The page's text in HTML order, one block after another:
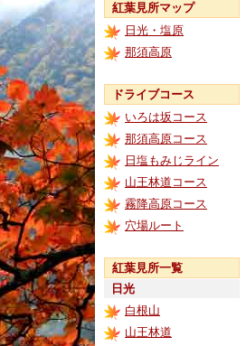
紅葉見所マップ
日光・塩原
那須高原
ドライブコース
いろは坂コース
那須高原コース
日塩もみじライン
山王林道コース
霧降高原コース
穴場ルート
紅葉見所一覧
日光
白根山
山王林道